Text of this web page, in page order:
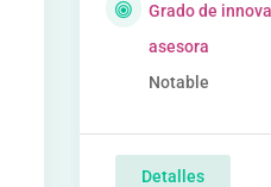
Grado de
asesora
Notable
Detalles